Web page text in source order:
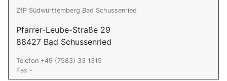
ZfP Südwürttemberg Bad Schussenried
Pfarrer-Leube-Straße 29
88427 Bad Schussenried
Telefon +49 (7583) 33 1315
Fax -